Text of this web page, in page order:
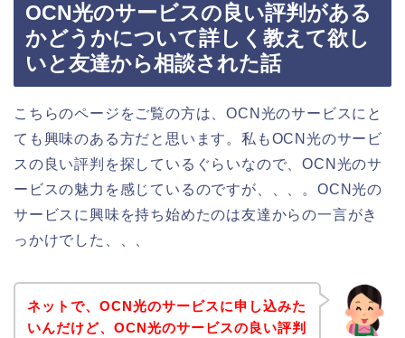
OCN光のサービスの良い評判がある
かどうかについて詳しく教えて欲し
いと友達から相談された話
こちらのページをご覧の方は、OCN光のサービスにと
ても興味のある方だと思います。私もOCN光のサービ
スの良い評判を探しているぐらいなので、OCN光のサ
ービスの魅力を感じているのですが、、、。OCN光の
サービスに興味を持ち始めたのは友達からの一言がき
っかけでした、、、
ネットで、OCN光のサービスに申し込みた
いんだけど、OCN光のサービスの良い評判